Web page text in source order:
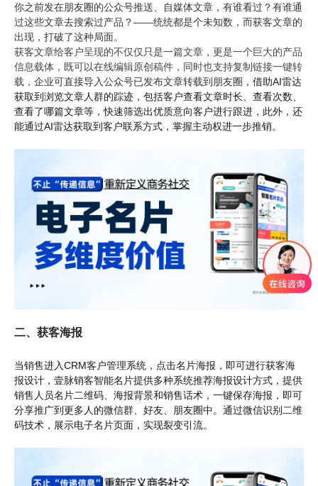
你之前发在朋友圈的公众号推送、自媒体文章，有谁看过？有谁通
过这些文章去搜索过产品？——统统都是个未知数，而获客文章的
出现，打破了这种局面。
获客文章给客户呈现的不仅仅只是一篇文章，更是一个巨大的产品
信息载体，既可以在线编辑原创稿件，同时也支持复制链接一键转
载， 企业可直接导入公众号已发布文章转载到朋友圈 ，借助AI雷达
获取到浏览文章人群的踪迹，包括客户查看文章时长、查看次数、
查看了哪篇文章等，快速筛选出优质意向客户进行跟进，此外，还
能通过AI雷达获取到客户联系方式，掌握主动权进一步推销。
二、获客海报
当销售进入CRM客户管理系统，点击名片海报，即可进行获客海
报设计，壹脉销客智能名片提供多种系统推荐海报设计方式，提供
销售人员名片二维码、海报背景和销售话术，一键保存海报，即可
分享推广到更多人的微信群、好友、朋友圈中。通过微信识别二维
码技术，展示电子名片页面，实现裂变引流。